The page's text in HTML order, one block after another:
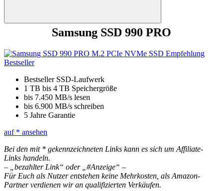
Suchen
Samsung SSD 990 PRO
Bestseller SSD-Laufwerk
1 TB bis 4 TB Speichergröße
bis 7.450 MB/s lesen
bis 6.900 MB/s schreiben
5 Jahre Garantie
auf * ansehen
Bei den mit * gekennzeichneten Links kann es sich um Affiliate-
Links handeln.
– „bezahlter Link“ oder „#Anzeige“ –
Für Euch als Nutzer entstehen keine Mehrkosten, als Amazon-
Partner verdienen wir an qualifizierten Verkäufen.